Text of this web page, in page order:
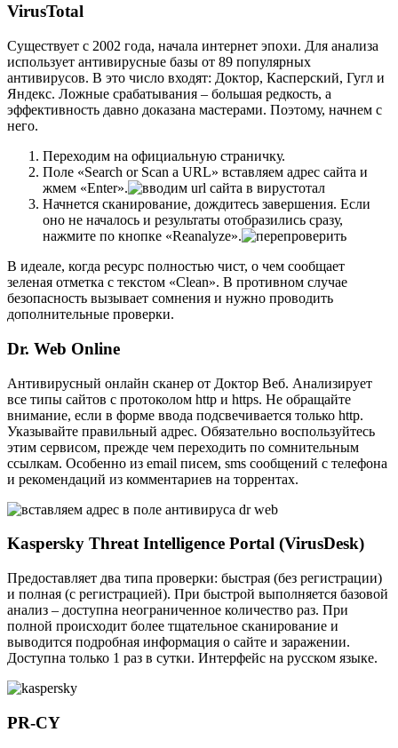
VirusTotal
Существует с 2002 года, начала интернет эпохи. Для анализа
использует антивирусные базы от 89 популярных
антивирусов. В это число входят: Доктор, Касперский, Гугл и
Яндекс. Ложные срабатывания – большая редкость, а
эффективность давно доказана мастерами. Поэтому, начнем с
него.
Переходим на официальную страничку.
Поле «Search or Scan a URL» вставляем адрес сайта и
жмем «Enter».
Начнется сканирование, дождитесь завершения. Если
оно не началось и результаты отобразились сразу,
нажмите по кнопке «Reanalyze».
В идеале, когда ресурс полностью чист, о чем сообщает
зеленая отметка с текстом «Clean». В противном случае
безопасность вызывает сомнения и нужно проводить
дополнительные проверки.
Dr. Web Online
Антивирусный онлайн сканер от Доктор Веб. Анализирует
все типы сайтов с протоколом http и https. Не обращайте
внимание, если в форме ввода подсвечивается только http.
Указывайте правильный адрес. Обязательно воспользуйтесь
этим сервисом, прежде чем переходить по сомнительным
ссылкам. Особенно из email писем, sms сообщений с телефона
и рекомендаций из комментариев на торрентах.
Kaspersky Threat Intelligence Portal (VirusDesk)
Предоставляет два типа проверки: быстрая (без регистрации)
и полная (с регистрацией). При быстрой выполняется базовой
анализ – доступна неограниченное количество раз. При
полной происходит более тщательное сканирование и
выводится подробная информация о сайте и заражении.
Доступна только 1 раз в сутки. Интерфейс на русском языке.
PR-CY